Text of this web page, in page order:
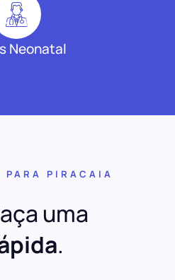
Neonatal
PARA PIRACAIA
uma
.